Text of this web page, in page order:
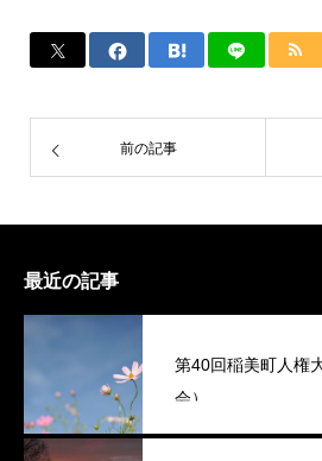
前の記事
最近の記事
第40回稲美町人権
会）